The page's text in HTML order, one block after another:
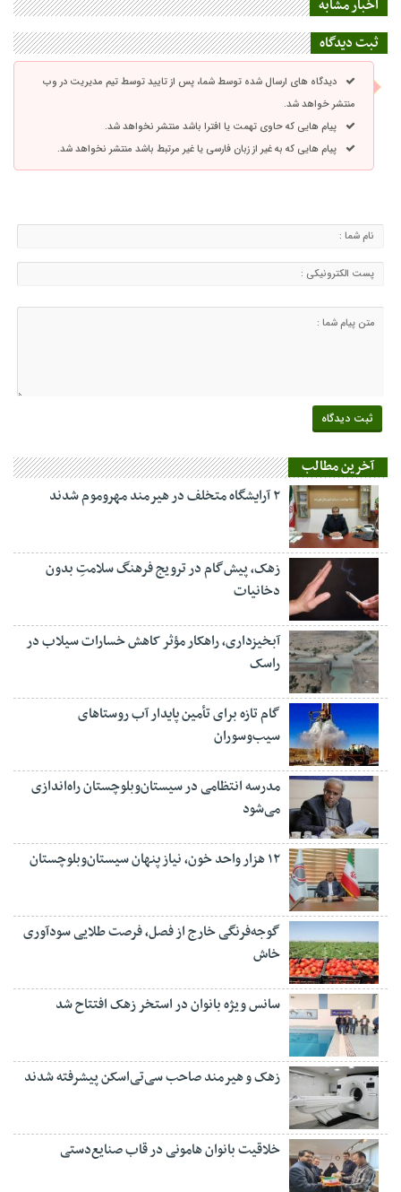
اخبار مشابه
ثبت دیدگاه
دیدگاه های ارسال شده توسط شما، پس از تایید توسط تیم مدیریت در وب
منتشر خواهد شد.
پیام هایی که حاوی تهمت یا افترا باشد منتشر نخواهد شد.
پیام هایی که به غیر از زبان فارسی یا غیر مرتبط باشد منتشر نخواهد شد.
آخرین مطالب
۲ آرایشگاه متخلف در هیرمند مهروموم شدند
زهک، پیش‌گام در ترویج فرهنگ سلامتِ بدون
دخانیات
آبخیزداری، راهکار مؤثر کاهش خسارات سیلاب در
راسک
گام تازه برای تأمین پایدار آب روستاهای
سیب‌وسوران
مدرسه انتظامی در سیستان‌وبلوچستان راه‌اندازی
می‌شود
۱۲ هزار واحد خون، نیاز پنهان سیستان‌وبلوچستان
گوجه‌فرنگی خارج از فصل، فرصت طلایی سودآوری
خاش
سانس ویژه بانوان در استخر زهک افتتاح شد
زهک و هیرمند صاحب سی‌تی‌اسکن پیشرفته شدند
خلاقیت بانوان هامونی در قاب صنایع‌دستی